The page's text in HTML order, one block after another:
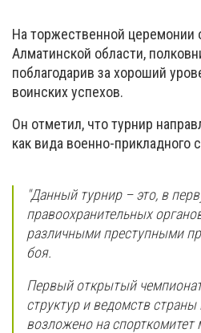
На торжественной церемонии
Алматинской области,
поблагодарив за хороший
воинских успехов.
Он отметил, что турнир
как вида военно-прикладного
"Данный турнир – это, в
правоохранительных
различными преступными
боя.
Первый открытый
структур и ведомств
возложено на